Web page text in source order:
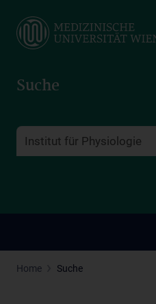
main
Suche
Home Suche